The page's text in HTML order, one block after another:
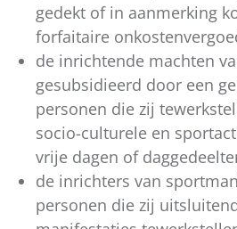
gedekt of in aanmerking
forfaitaire
de inrichtende machten
gesubsidieerd door een
personen die zij
socio-culturele en
vrije dagen of
de inrichters van
personen die zij